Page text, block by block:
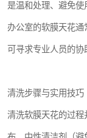
是温和处理、避免使
办公室的软膜天花
可寻求专业人员的协
清洗步骤与实用技巧
清洗软膜天花的过